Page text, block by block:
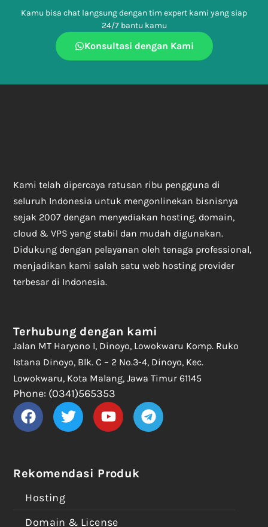
Kamu bisa chat langsung dengan tim expert kami yang siap
24/7 bantu kamu
Konsultasi dengan Kami
Kami telah dipercaya ratusan ribu pengguna di
seluruh Indonesia untuk mengonlinekan bisnisnya
sejak 2007 dengan menyediakan hosting, domain,
cloud & VPS yang stabil dan mudah digunakan.
Didukung dengan pelayanan oleh tenaga professional,
menjadikan kami salah satu web hosting provider
terbesar di Indonesia.
Rekomendasi Produk
Hosting
Domain & License
Terhubung dengan kami
Jalan MT Haryono I, Dinoyo, Lowokwaru Komp. Ruko
Istana Dinoyo, Blk. C – 2 No.3-4, Dinoyo, Kec.
Lowokwaru, Kota Malang, Jawa Timur 61145
Phone: (0341)565353